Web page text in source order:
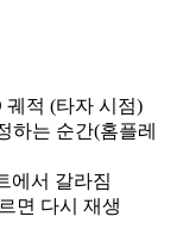
궤적 (타자 시점)
하는 순간(홈플레
에서 갈라짐
면 다시 재생